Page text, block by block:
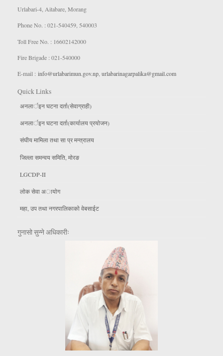
Urlabari-4, Aitabare, Morang
Phone No. : 021-540459, 540003
Toll Free No. : 16602142000
Fire Brigade : 021-540000
E-mail : info@urlabarimun.gov.np,urlabarinagarpalika@gmail.com
Quick Links
अनलार्इन घटना दर्ता(सेवाग्राही)
अनलार्इन घटना दर्ता(कार्यालय प्रयाेजन)
संघीय मामिला तथा सा प्र मन्त्रालय
जिल्ला समन्वय समिति, माेरङ
LGCDP-II
लाेक सेवा अायाेग
महा, उप तथा नगरपालिकाकाे वेबसाईट
गुनासो सुन्ने अधिकारीः